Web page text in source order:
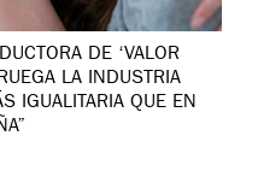
DE ‘VALOR
LA INDUSTRIA
IGUALITARIA QUE EN